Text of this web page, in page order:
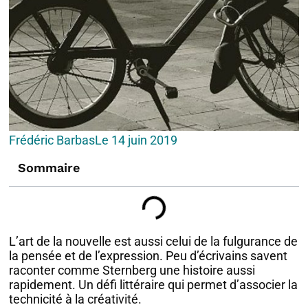
Frédéric BarbasLe 14 juin 2019
Sommaire
L’art de la nouvelle est aussi celui de la fulgurance de
la pensée et de l’expression. Peu d’écrivains savent
raconter comme Sternberg une histoire aussi
rapidement. Un défi littéraire qui permet d’associer la
technicité à la créativité.